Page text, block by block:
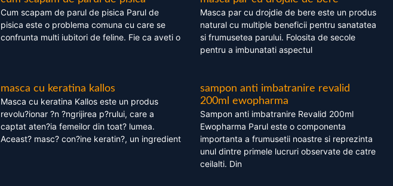
Cum scapam de parul de pisica Parul de
pisica este o problema comuna cu care se
confrunta multi iubitori de feline. Fie ca aveti o
Masca par cu drojdie de bere este un produs
natural cu multiple beneficii pentru sanatatea
si frumusetea parului. Folosita de secole
pentru a imbunatati aspectul
masca cu keratina kallos
Masca cu keratina Kallos este un produs
revolu?ionar ?n ?ngrijirea p?rului, care a
captat aten?ia femeilor din toat? lumea.
Aceast? masc? con?ine keratin?, un ingredient
sampon anti imbatranire revalid
200ml ewopharma
Sampon anti imbatranire Revalid 200ml
Ewopharma Parul este o componenta
importanta a frumusetii noastre si reprezinta
unul dintre primele lucruri observate de catre
ceilalti. Din